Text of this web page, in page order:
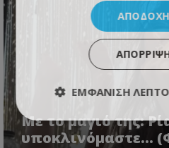
Με το μαγιό της:
υποκλινόμαστε…
ΕΜΦΆΝΙΣΗ